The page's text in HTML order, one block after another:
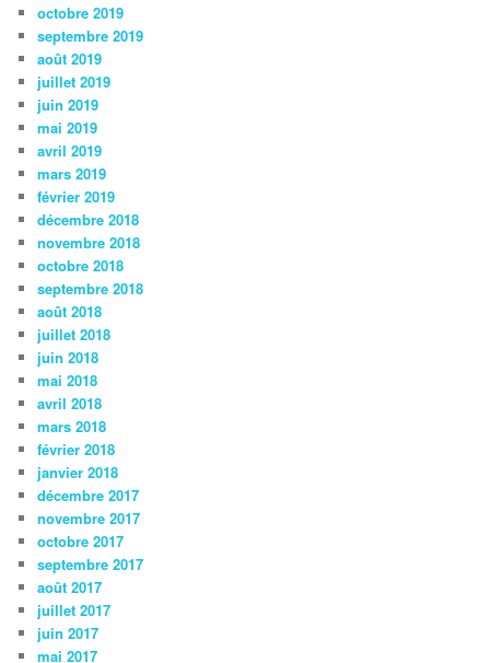
octobre 2019
septembre 2019
août 2019
juillet 2019
juin 2019
mai 2019
avril 2019
mars 2019
février 2019
décembre 2018
novembre 2018
octobre 2018
septembre 2018
août 2018
juillet 2018
juin 2018
mai 2018
avril 2018
mars 2018
février 2018
janvier 2018
décembre 2017
novembre 2017
octobre 2017
septembre 2017
août 2017
juillet 2017
juin 2017
mai 2017